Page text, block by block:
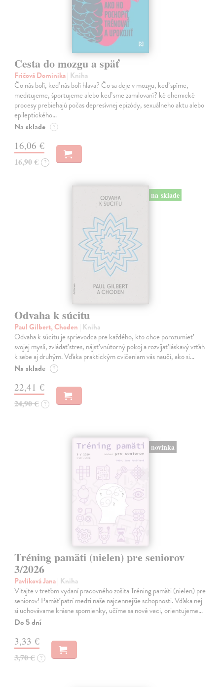
Cesta do mozgu a späť
Fričová Dominika| Kniha
Čo nás bolí, keď nás bolí hlava? Čo sa deje v mozgu, keď spíme,
meditujeme, športujeme alebo keď sme zamilovaní? ké chemické
procesy prebiehajú počas depresívnej epizódy, sexuálneho aktu alebo
epileptického…
Na sklade ?
16,06 €
16,90 € ?
na sklade
Odvaha k súcitu
Paul Gilbert, Choden | Kniha
Odvaha k súcitu je sprievodca pre každého, kto chce porozumieť
svojej mysli, zvládať stres, nájsť vnútorný pokoj a rozvíjať láskavý vzťah
k sebe aj druhým. Vďaka praktickým cvičeniam vás naučí, ako si…
Na sklade ?
22,41 €
24,90 € ?
novinka
Tréning pamäti (nielen) pre seniorov
3/2026
Pavlíková Jana| Kniha
Vitajte v treťom vydaní pracovného zošita Tréning pamäti (nielen) pre
seniorov! Pamäť patrí medzi naše najcennejšie schopnosti. Vďaka nej
si uchovávame krásne spomienky, učíme sa nové veci, orientujeme…
Do 5 dní
3,33 €
3,70 € ?